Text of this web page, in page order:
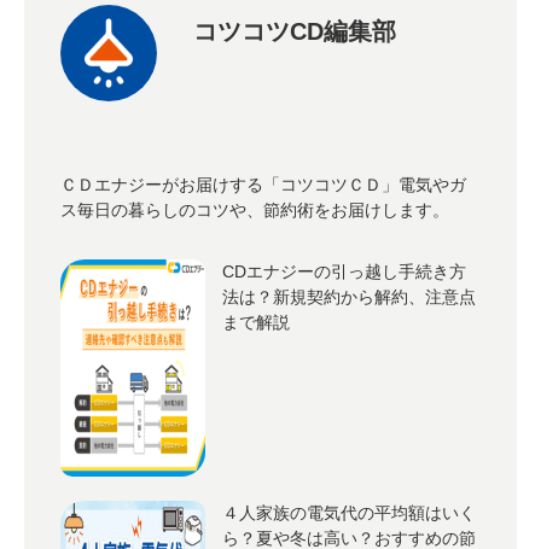
コツコツCD編集部
ＣＤエナジーがお届けする「コツコツＣＤ」電気やガ
ス毎日の暮らしのコツや、節約術をお届けします。
CDエナジーの引っ越し手続き方
法は？新規契約から解約、注意点
まで解説
４人家族の電気代の平均額はいく
ら？夏や冬は高い？おすすめの節